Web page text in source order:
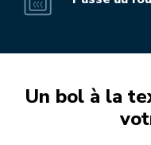
Un bol à la